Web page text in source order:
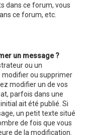
dans ce forum, vous
ce forum, etc.
un message ?
ou un
ou supprimer
modifier un de vos
parfois dans une
ait été publié. Si
un petit texte situé
de fois que vous
de la modification.